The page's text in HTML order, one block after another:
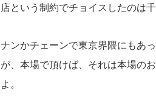
店という制約でチョイスしたのは
ナンかチェーンで東京界隈にもあ
が、本場で頂けば、それは本場の
よ。